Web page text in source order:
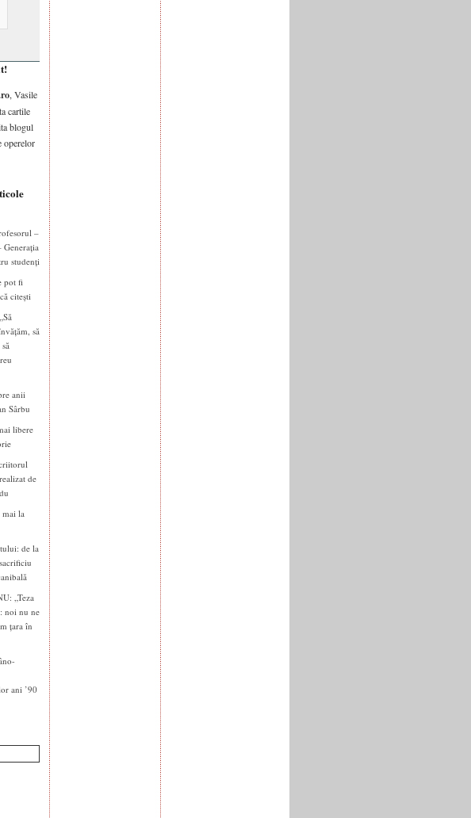
, Vasile
cartile
blogul
operelor
–
Generația
studenți
pot fi
citești
să
anii
Sârbu
libere
de
la
de la
„Teza
noi nu ne
țara în
ani ’90